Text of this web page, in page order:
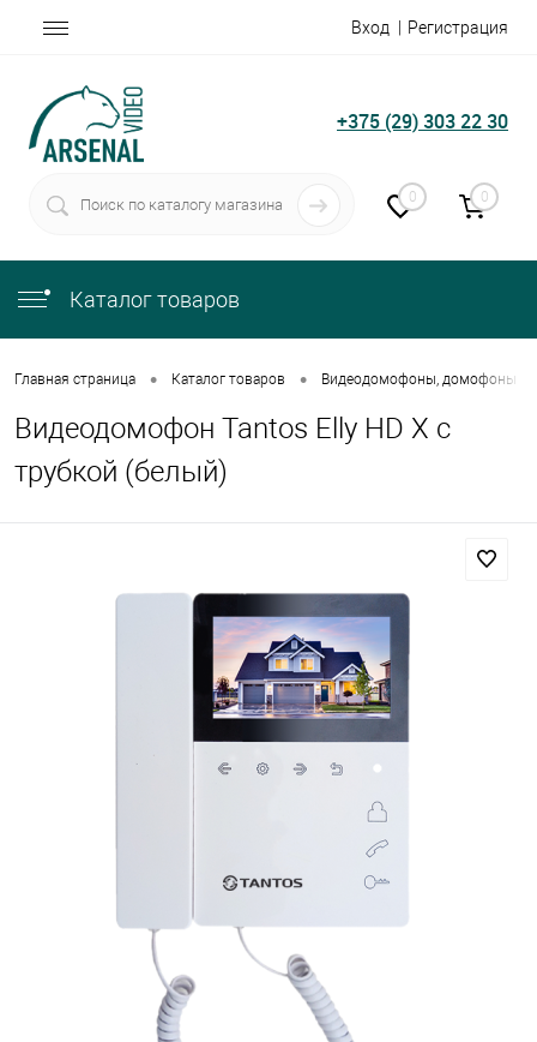
Вход Регистрация
+375 (29) 303 22 30
0 0
Каталог товаров
Главная страница • Каталог товаров • Видеодомофоны, домофоны
Видеодомофон Tantos Elly HD X с
трубкой (белый)